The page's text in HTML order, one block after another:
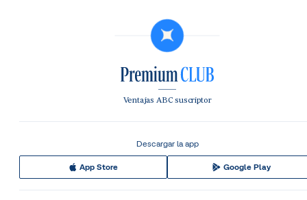
Ventajas ABC suscriptor
Descargar la app
App Store Google Play